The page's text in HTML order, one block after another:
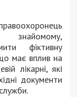
фіктивну
що має вплив на
лікарні, які
документи